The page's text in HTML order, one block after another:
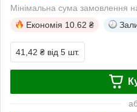
Мінімальна сума замовлення
Економія 10.62 ₴
41,42 ₴ від 5 шт.